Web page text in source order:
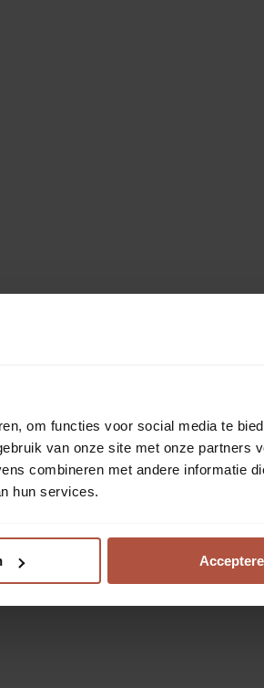
om functies voor social media te
van onze site met onze partners
combineren met andere informatie
hun services.